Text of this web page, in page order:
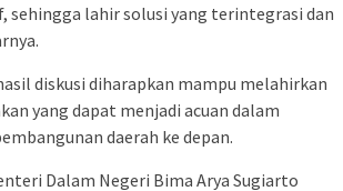
sehingga lahir solusi yang terintegrasi dan
diskusi diharapkan mampu melahirkan
yang dapat menjadi acuan dalam
daerah ke depan.
Dalam Negeri Bima Arya Sugiarto